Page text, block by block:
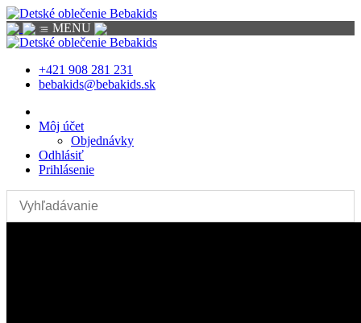
MENU
+421 908 281 231
bebakids@bebakids.sk
Môj účet
Objednávky
Odhlásiť
Prihlásenie